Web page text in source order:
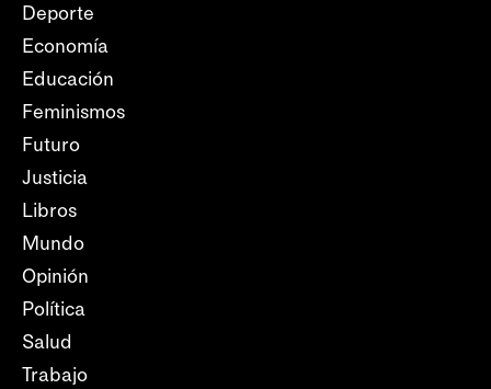
Deporte
Economía
Educación
Feminismos
Futuro
Justicia
Libros
Mundo
Opinión
Política
Salud
Trabajo